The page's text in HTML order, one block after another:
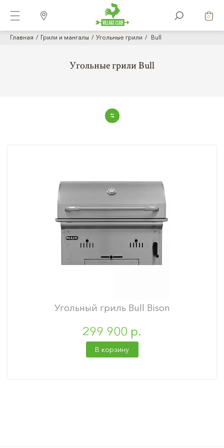
0
Главная Грили и мангалы Угольные грили Bull
Угольные грили Bull
Угольный гриль Bull Bison
299 900 р.
В корзину